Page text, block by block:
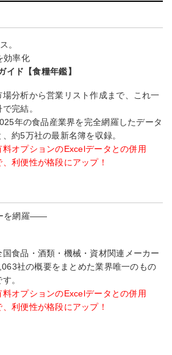
。
効率化
イド【食糧年鑑】
場分析から営業リスト作成まで、これ一
で完結。
年の食品産業界を完全網羅したデータ
、約5万社の最新名簿を収録。
料オプションのExcelデータとの併用
、利便性が格段にアップ！
を網羅――
国食品・酒類・機械・資材関連メーカー
社の概要をまとめた業界唯一のもの
。
料オプションのExcelデータとの併用
、利便性が格段にアップ！